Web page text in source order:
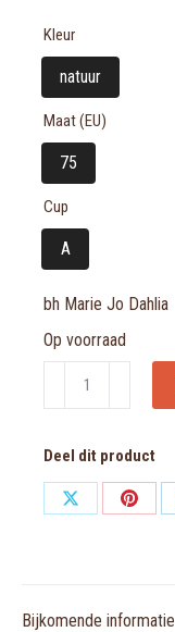
Kleur
natuur
Maat (EU)
75
Cup
A
bh Marie Jo Dahlia
Op voorraad
Marie
Dahlia
aantal
Deel dit product
Share
Share
Bijkomende informatie